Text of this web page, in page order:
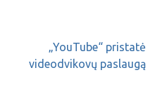
„YouTube“ pristatė
videodvikovų paslaugą